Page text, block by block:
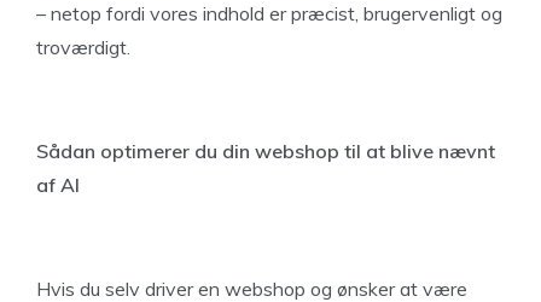
– netop fordi vores indhold er præcist, brugervenligt og
troværdigt.
Sådan optimerer du din webshop til at blive nævnt
af AI
Hvis du selv driver en webshop og ønsker at være